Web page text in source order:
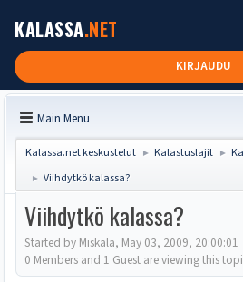
KALASSA.NET
KIRJAUDU
Main Menu
Kalassa.net keskustelut ► Kalastuslajit ►
► Viihdytkö kalassa?
Viihdytkö kalassa?
Started by Miskala, May 03, 2009, 20:00:01
0 Members and 1 Guest are viewing this